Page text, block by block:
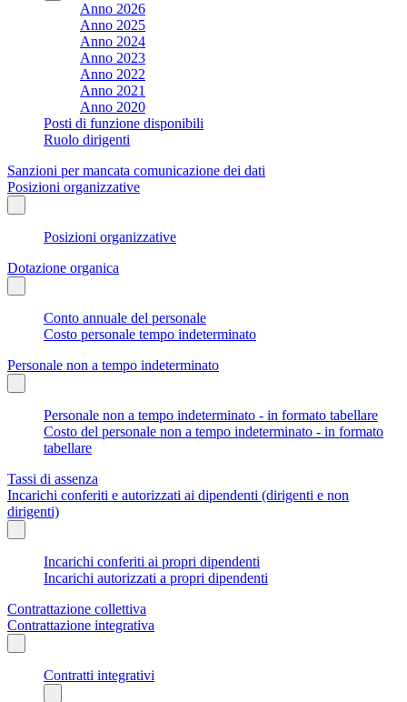
Anno 2026
Anno 2025
Anno 2024
Anno 2023
Anno 2022
Anno 2021
Anno 2020
Posti di funzione disponibili
Ruolo dirigenti
Sanzioni per mancata comunicazione dei dati
Posizioni organizzative
Posizioni organizzative
Dotazione organica
Conto annuale del personale
Costo personale tempo indeterminato
Personale non a tempo indeterminato
Personale non a tempo indeterminato - in formato tabellare
Costo del personale non a tempo indeterminato - in formato
tabellare
Tassi di assenza
Incarichi conferiti e autorizzati ai dipendenti (dirigenti e non
dirigenti)
Incarichi conferiti ai propri dipendenti
Incarichi autorizzati a propri dipendenti
Contrattazione collettiva
Contrattazione integrativa
Contratti integrativi